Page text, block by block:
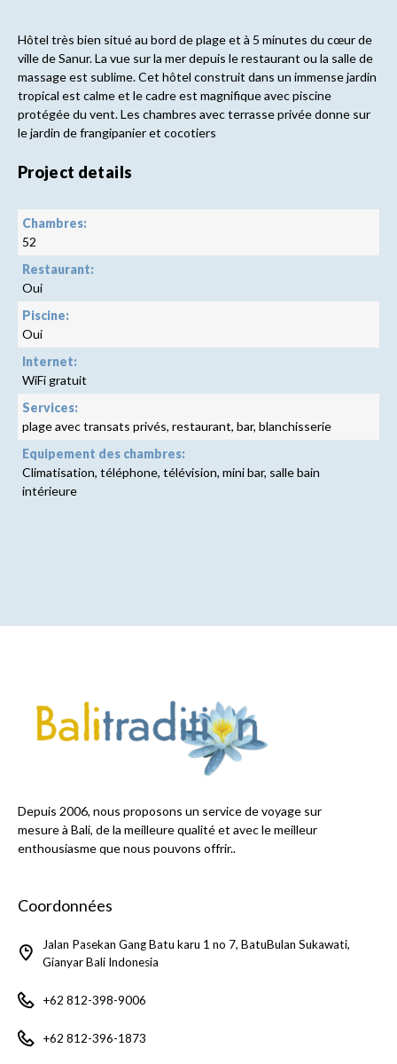
Hôtel très bien situé au bord de plage et à 5 minutes du cœur de
ville de Sanur. La vue sur la mer depuis le restaurant ou la salle de
massage est sublime. Cet hôtel construit dans un immense jardin
tropical est calme et le cadre est magnifique avec piscine
protégée du vent. Les chambres avec terrasse privée donne sur
le jardin de frangipanier et cocotiers
Project details
Chambres:
52
Restaurant:
Oui
Piscine:
Oui
Internet:
WiFi gratuit
Services:
plage avec transats privés, restaurant, bar, blanchisserie
Equipement des chambres:
Climatisation, téléphone, télévision, mini bar, salle bain
intérieure
Depuis 2006, nous proposons un service de voyage sur
mesure à Bali, de la meilleure qualité et avec le meilleur
enthousiasme que nous pouvons offrir..
Coordonnées
Jalan Pasekan Gang Batu karu 1 no 7, BatuBulan Sukawati,
Gianyar Bali Indonesia
+62 812-398-9006
+62 812-396-1873